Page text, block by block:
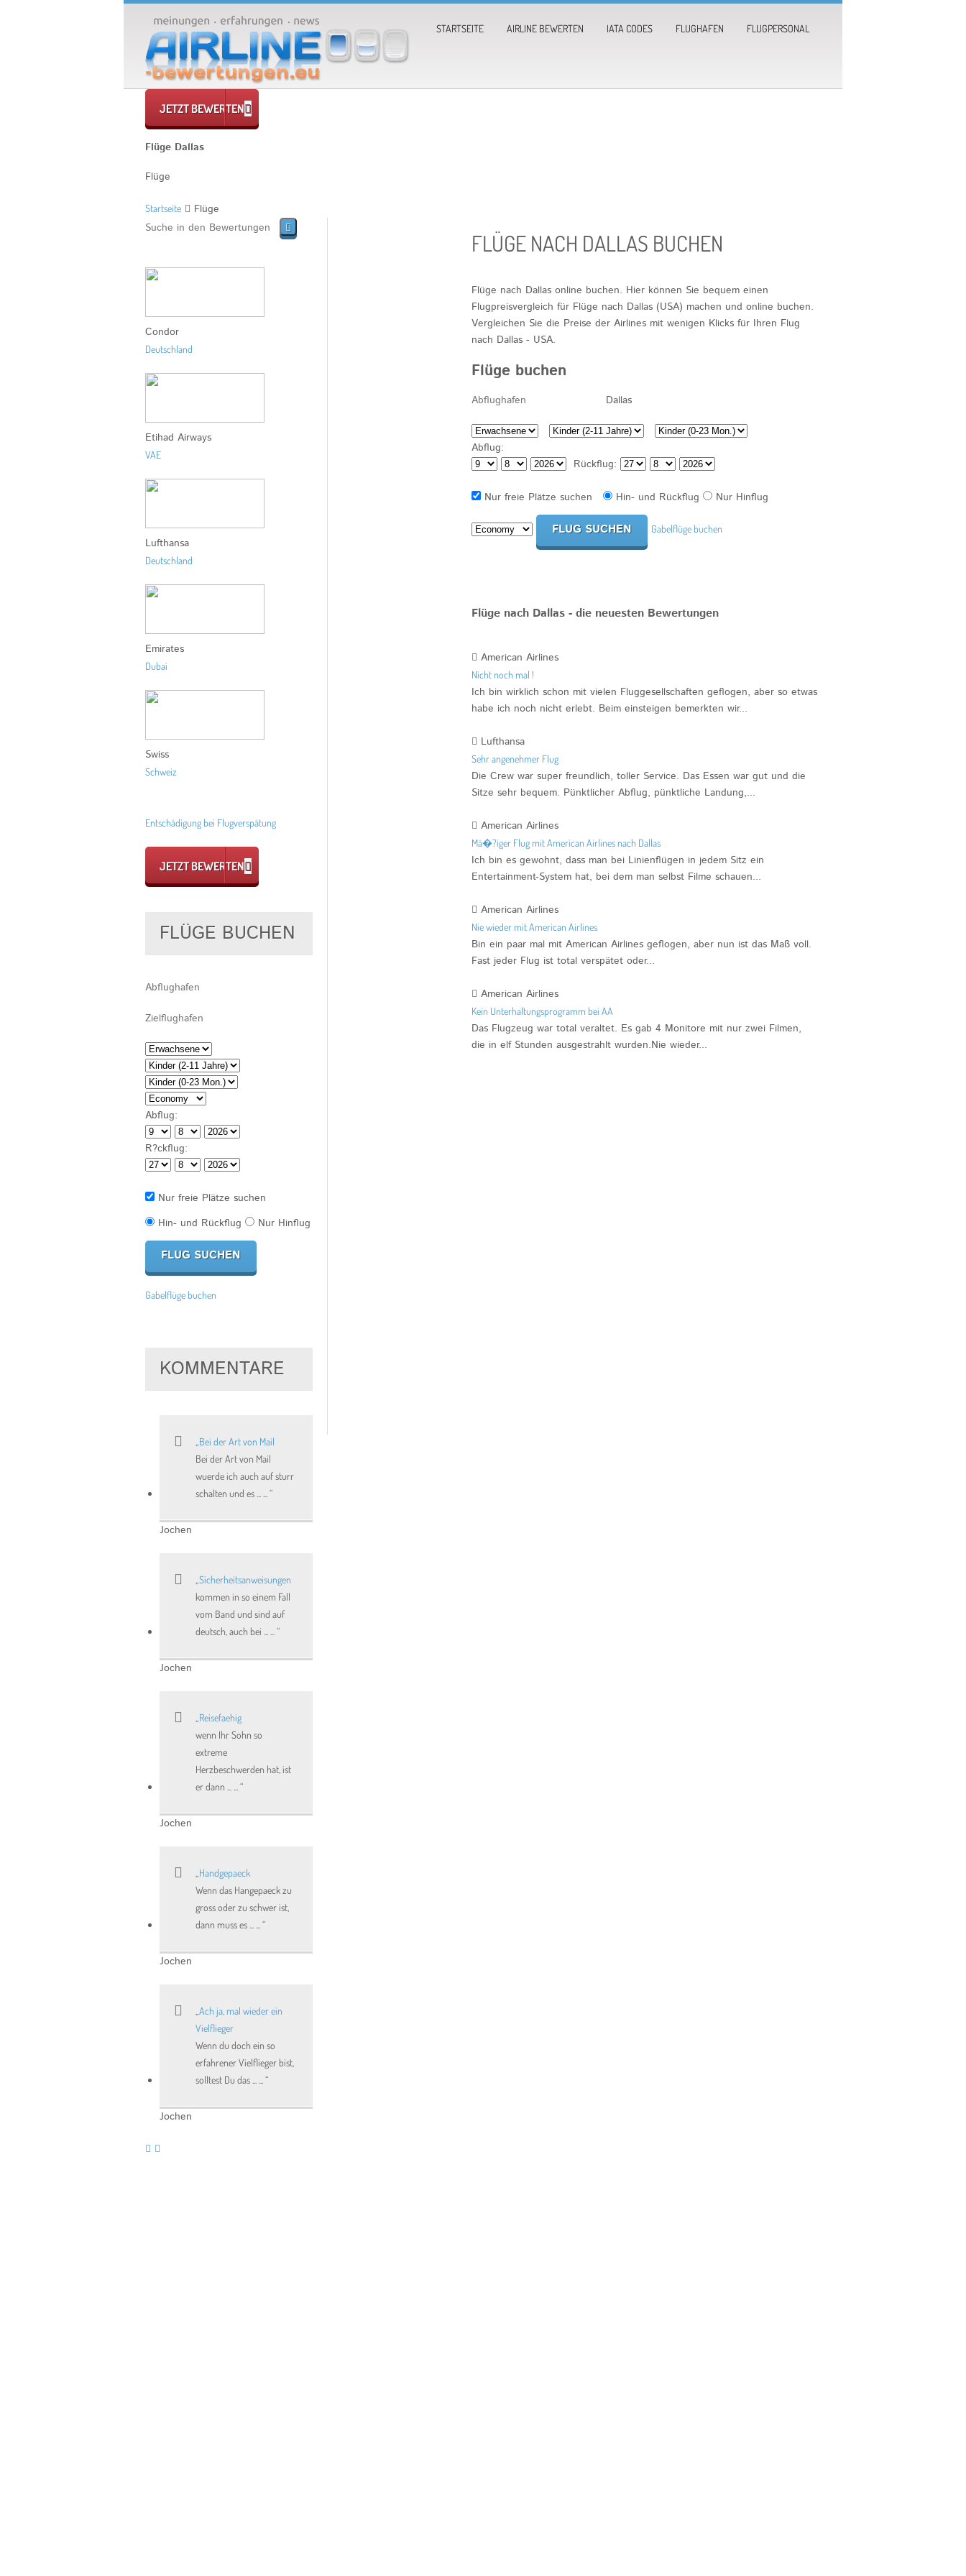
STARTSEITE AIRLINE BEWERTEN IATA CODES FLUGHAFEN FLUGPERSONAL
JETZT BEWERTEN
Flüge Dallas
Flüge
Startseite Flüge
FLÜGE NACH DALLAS BUCHEN
Flüge nach Dallas online buchen. Hier können Sie bequem einen
Flugpreisvergleich für Flüge nach Dallas (USA) machen und online buchen.
Vergleichen Sie die Preise der Airlines mit wenigen Klicks für Ihren Flug
nach Dallas - USA.
Flüge buchen
Abflug:
Rückflug:
Nur freie Plätze suchen Hin- und Rückflug Nur Hinflug
Gabelflüge buchen
Flüge nach Dallas - die neuesten Bewertungen
American Airlines
Nicht noch mal !
Ich bin wirklich schon mit vielen Fluggesellschaften geflogen, aber so etwas
habe ich noch nicht erlebt. Beim einsteigen bemerkten wir...
Lufthansa
Sehr angenehmer Flug
Die Crew war super freundlich, toller Service. Das Essen war gut und die
Sitze sehr bequem. Pünktlicher Abflug, pünktliche Landung,...
American Airlines
Mä�?iger Flug mit American Airlines nach Dallas
Ich bin es gewohnt, dass man bei Linienflügen in jedem Sitz ein
Entertainment-System hat, bei dem man selbst Filme schauen...
American Airlines
Nie wieder mit American Airlines
Bin ein paar mal mit American Airlines geflogen, aber nun ist das Maß voll.
Fast jeder Flug ist total verspätet oder...
American Airlines
Kein Unterhaltungsprogramm bei AA
Das Flugzeug war total veraltet. Es gab 4 Monitore mit nur zwei Filmen,
die in elf Stunden ausgestrahlt wurden.Nie wieder...
Condor
Deutschland
Etihad Airways
VAE
Lufthansa
Deutschland
Emirates
Dubai
Swiss
Schweiz
Entschädigung bei Flugverspätung
JETZT BEWERTEN
FLÜGE BUCHEN
Abflug:
R?ckflug:
Nur freie Plätze suchen
Hin- und Rückflug
Nur Hinflug
Gabelflüge buchen
KOMMENTARE
Bei der Art von Mail
Bei der Art von Mail
wuerde ich auch auf sturr
schalten und es ... ...
Jochen
Sicherheitsanweisungen
kommen in so einem Fall
vom Band und sind auf
deutsch, auch bei ... ...
Jochen
Reisefaehig
wenn Ihr Sohn so
extreme
Herzbeschwerden hat, ist
er dann ... ...
Jochen
Handgepaeck
Wenn das Hangepaeck zu
gross oder zu schwer ist,
dann muss es ... ...
Jochen
Ach ja, mal wieder ein
Vielflieger
Wenn du doch ein so
erfahrener Vielflieger bist,
solltest Du das ... ...
Jochen